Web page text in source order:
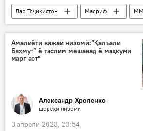
Дар Тоҷикистон Маориф
имтиҳони дохилшавӣ
Амалиёти вижаи низомӣ:“Қалъали
Баҳмут” ё таслим мешавад ё маҳкуми
марг аст”
Александр Хроленко
шореҳи низомӣ
3 апрели 2023, 20:54